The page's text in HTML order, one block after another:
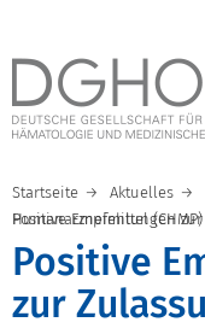
Startseite Aktuelles
Positive Empfehlungen zur Zulassung durch den Ausschuss für
Positive
zur